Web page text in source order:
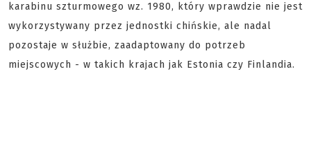
karabinu szturmowego wz. 1980, który wprawdzie nie jest
wykorzystywany przez jednostki chińskie, ale nadal
pozostaje w służbie, zaadaptowany do potrzeb
miejscowych - w takich krajach jak Estonia czy Finlandia.